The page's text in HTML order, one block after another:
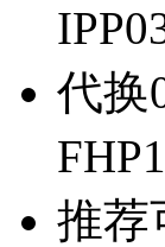
代换
推荐